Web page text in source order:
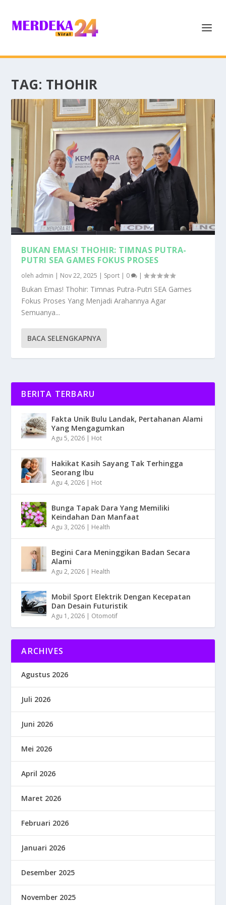
TAG: THOHIR
BUKAN EMAS! THOHIR: TIMNAS PUTRA-
PUTRI SEA GAMES FOKUS PROSES
oleh admin | Nov 22, 2025 | Sport | 0 |
Bukan Emas! Thohir: Timnas Putra-Putri SEA Games
Fokus Proses Yang Menjadi Arahannya Agar
Semuanya...
BACA SELENGKAPNYA
BERITA TERBARU
Fakta Unik Bulu Landak, Pertahanan Alami
Yang Mengagumkan
Agu 5, 2026 | Hot
Hakikat Kasih Sayang Tak Terhingga
Seorang Ibu
Agu 4, 2026 | Hot
Bunga Tapak Dara Yang Memiliki
Keindahan Dan Manfaat
Agu 3, 2026 | Health
Begini Cara Meninggikan Badan Secara
Alami
Agu 2, 2026 | Health
Mobil Sport Elektrik Dengan Kecepatan
Dan Desain Futuristik
Agu 1, 2026 | Otomotif
ARCHIVES
Agustus 2026
Juli 2026
Juni 2026
Mei 2026
April 2026
Maret 2026
Februari 2026
Januari 2026
Desember 2025
November 2025